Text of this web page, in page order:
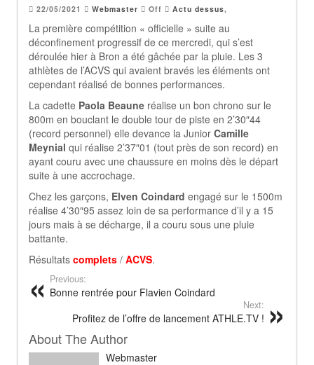
22/05/2021 Webmaster Off Actu dessus,
La première compétition « officielle » suite au
déconfinement progressif de ce mercredi, qui s’est
déroulée hier à Bron a été gâchée par la pluie. Les 3
athlètes de l’ACVS qui avaient bravés les éléments ont
cependant réalisé de bonnes performances.
La cadette Paola Beaune réalise un bon chrono sur le
800m en bouclant le double tour de piste en 2’30″44
(record personnel) elle devance la Junior Camille
Meynial qui réalise 2’37″01 (tout près de son record) en
ayant couru avec une chaussure en moins dès le départ
suite à une accrochage.
Chez les garçons, Elven Coindard engagé sur le 1500m
réalise 4’30″95 assez loin de sa performance d’il y a 15
jours mais à se décharge, il a couru sous une pluie
battante.
Résultats complets / ACVS.
Previous:
Bonne rentrée pour Flavien Coindard
Next:
Profitez de l’offre de lancement ATHLE.TV !
About The Author
Webmaster